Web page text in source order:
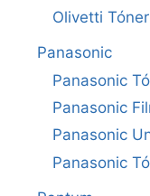
Olivetti
Panasonic
Panasonic
Panasonic
Panasonic
Panasonic